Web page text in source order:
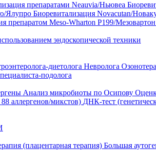
препаратами Neauvia/Ньювеа
Ялупро Биоревитализация Novacutan/
препаратом Meso-Wharton P199/Мезовартон
эндоскопической техники
диетолога Невролога
подолога
Анализ микробиоты по Осипову
аллергенов/микстов) ДНК-тест
(плацентарная терапия) Большая